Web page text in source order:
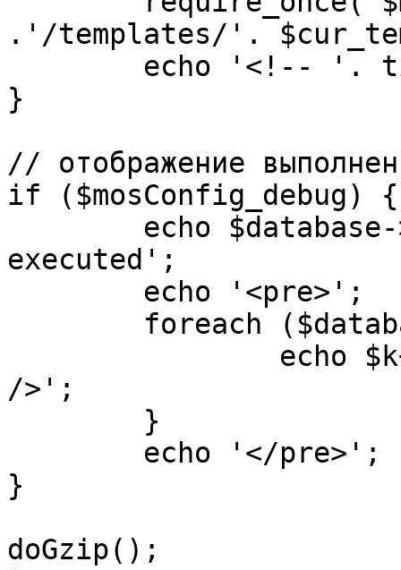
.'/templates/'.
}
// отображение
if ($mosConfig_debug) {
executed';
/>';
}
doGzip();